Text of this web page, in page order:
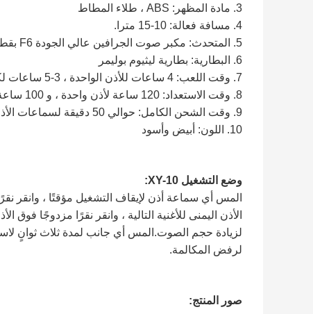
3. مادة المظهر: ABS ، طلاء المطاط
4. مسافة فعالة: 10-15 مترا.
5. المتحدث: مكبر صوت الجرافين عالي الجودة F6 بقطر 6 مم.
6. البطارية: بطارية ليثيوم بوليمر
7. وقت اللعب: 4 ساعات للأذن الواحدة ، 3-5 ساعات لكلتا الأذنين.
8. وقت الاستعداد: 120 ساعة لأذن واحدة ، و 100 ساعة للأذن المقابلة.
9. وقت الشحن الكامل: حوالي 50 دقيقة لسماعات الأذن وحوالي ساعة واحدة لحالة الشحن.
10. اللون: أبيض وأسود
وضع التشغيل XY-10:
المس أي سماعة أذن لإيقاف التشغيل مؤقتًا ، وانقر
الأذن اليمنى للأغنية التالية ، وانقر نقرًا مزدوجًا
لرفض المكالمة.
صور المنتج: